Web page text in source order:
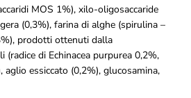
MOS 1%), xilo-oligosaccaride
(0,3%), farina di alghe (spirulina –
prodotti ottenuti dalla
(radice di Echinacea purpurea 0,2%,
essiccato (0,2%), glucosamina,